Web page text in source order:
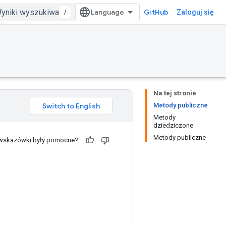
/ GitHub Zaloguj się
Na tej stronie
Metody publiczne
Metody
dziedziczone
Metody publiczne
były pomocne?